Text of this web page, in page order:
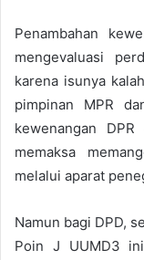
Penambahan
mengevaluasi
karena isunya
pimpinan MPR
kewenangan
memaksa
melalui aparat
Namun bagi DPD,
Poin J UUMD3